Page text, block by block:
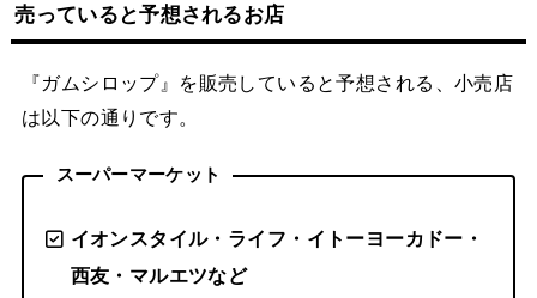
売っていると予想されるお店
『ガムシロップ』を販売していると予想される、小売店
は以下の通りです。
スーパーマーケット
イオンスタイル・ライフ・イトーヨーカドー・
西友・マルエツなど